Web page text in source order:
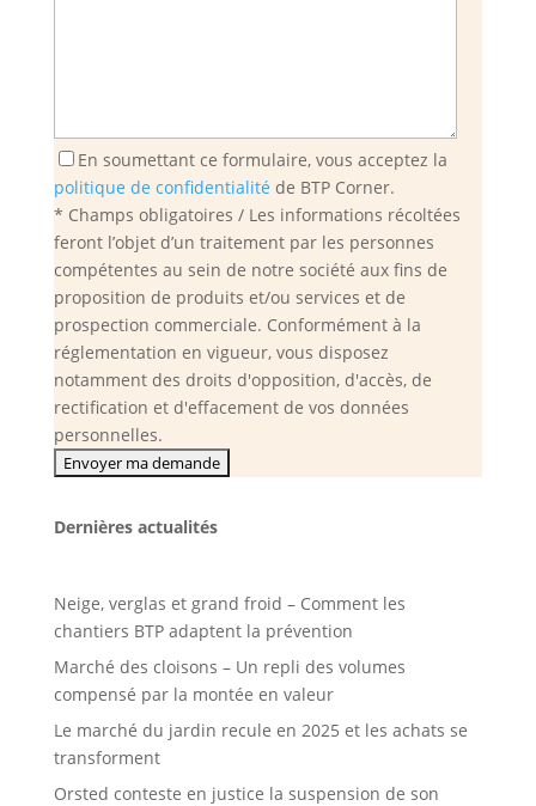
En soumettant ce formulaire, vous acceptez la
politique de confidentialité de BTP Corner.
* Champs obligatoires / Les informations récoltées
feront l’objet d’un traitement par les personnes
compétentes au sein de notre société aux fins de
proposition de produits et/ou services et de
prospection commerciale. Conformément à la
réglementation en vigueur, vous disposez
notamment des droits d'opposition, d'accès, de
rectification et d'effacement de vos données
personnelles.
Dernières actualités
Neige, verglas et grand froid – Comment les
chantiers BTP adaptent la prévention
Marché des cloisons – Un repli des volumes
compensé par la montée en valeur
Le marché du jardin recule en 2025 et les achats se
transforment
Orsted conteste en justice la suspension de son